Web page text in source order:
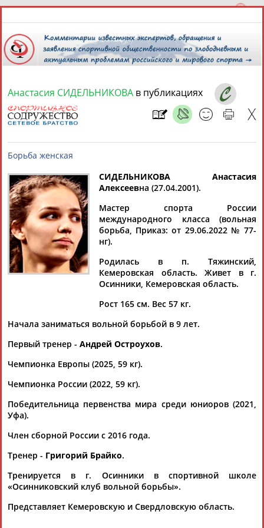
8 августа 2026 года,18:11
СПОРТСМЕНЫ, ТРЕНЕРЫ И СПЕЦИАЛИСТЫ
Найдено: 1персона Расширенный поиск
Анастасия
СИДЕЛЬНИКОВА
Ваш запрос: "Анастасия СИДЕЛЬНИКОВА"
Документы 1-6 из 6 найденных уникальных документов
В Хорватии стартует чемпионат мира по спортивной
борьбе
Анастасия Сидельникова(до 59 кг), Амина Танделова (до 62
(Проект:Информационное агентство СТАДИОН)
13.09.2025
Борцы из России завоевали 17 из 30 наград на чемпионате
...Екатерина Вербина (до 55 кг), Ольга Хорошавцева (до 57 кг)
50...
(Проект:Информационное агентство СТАДИОН)
Анастасия СИДЕЛЬНИКОВА в публикациях
Борьба женская
СИДЕЛЬНИКОВА Анастасия
Алексеевна (27.04.2001).
Мастер спорта России
международного класса (вольная
борьба, Приказ: от 29.06.2022 № 77-
нг).
Родилась в п. Тяжинский,
Кемеровская область. Живет в г.
Осинники, Кемеровская область.
Рост 165 см. Вес 57 кг.
Начала заниматься вольной борьбой в 9 лет.
Первый тренер - Андрей Остроухов.
Чемпионка Европы (2025, 59 кг).
Чемпионка России (2022, 59 кг).
Победительница первенства мира среди юниоров (2021,
Уфа).
Член сборной России с 2016 года.
Тренер - Григорий Брайко.
Тренируется в г. Осинники в спортивной школе
«Осинниковский клуб вольной борьбы».
Представляет Кемеровскую и Свердловскую область.